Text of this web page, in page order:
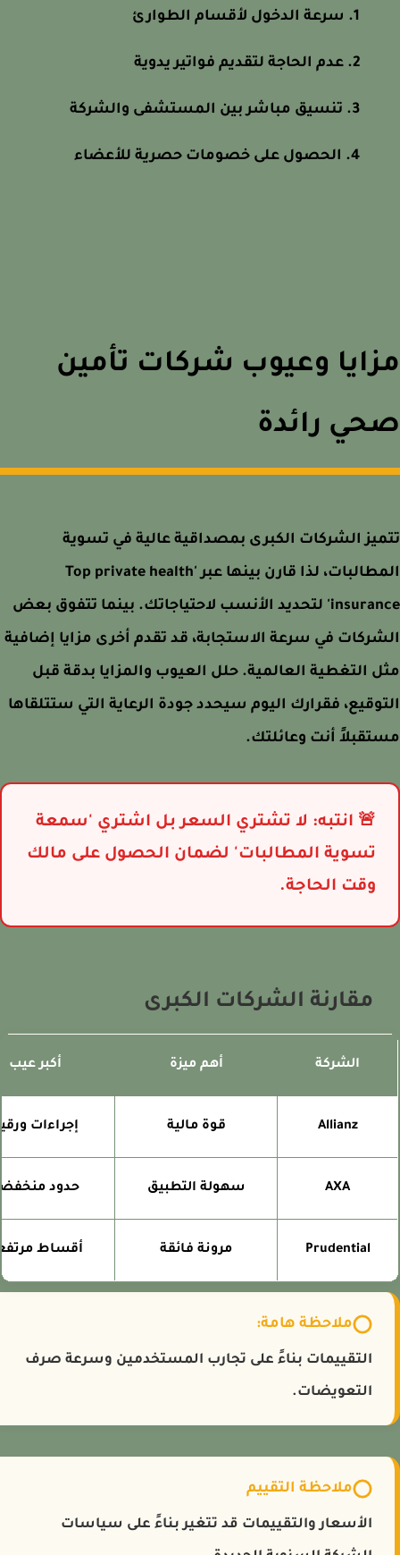
سرعة الدخول لأقسام الطوارئ
عدم الحاجة لتقديم فواتير يدوية
تنسيق مباشر بين المستشفى والشركة
الحصول على خصومات حصرية للأعضاء
وعيوب شركات تأمين
رائدة
الشركات الكبرى بمصداقية عالية في تسوية
المطالبات، لذا قارن بينها عبر 'Top private health
insurance' لتحديد الأنسب لاحتياجاتك. بينما تتفوق بعض
في سرعة الاستجابة، قد تقدم أخرى مزايا إضافية
التغطية العالمية. حلل العيوب والمزايا بدقة قبل
فقرارك اليوم سيحدد جودة الرعاية التي ستتلقاها
أنت وعائلتك.
🚨 انتبه: لا تشتري السعر بل اشتري 'سمعة
تسوية المطالبات' لضمان الحصول على مالك
وقت الحاجة.
مقارنة الشركات الكبرى
الشركة أهم ميزة أكبر عيب
Allianz قوة مالية إجراءات ورقية
AXA سهولة التطبيق حدود منخفضة
Prudential مرونة فائقة أقساط مرتفعة
ملاحظة هامة:
التقييمات بناءً على تجارب المستخدمين وسرعة صرف
التعويضات.
ملاحظة التقييم
الأسعار والتقييمات قد تتغير بناءً على سياسات